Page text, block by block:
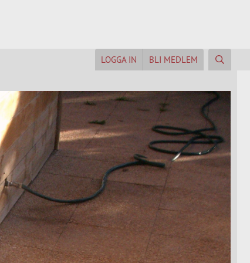
LOGGA IN BLI MEDLEM